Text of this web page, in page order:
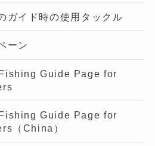
ガイド時の使用タックル
ーン
Guide Page for
Guide Page for
（China）